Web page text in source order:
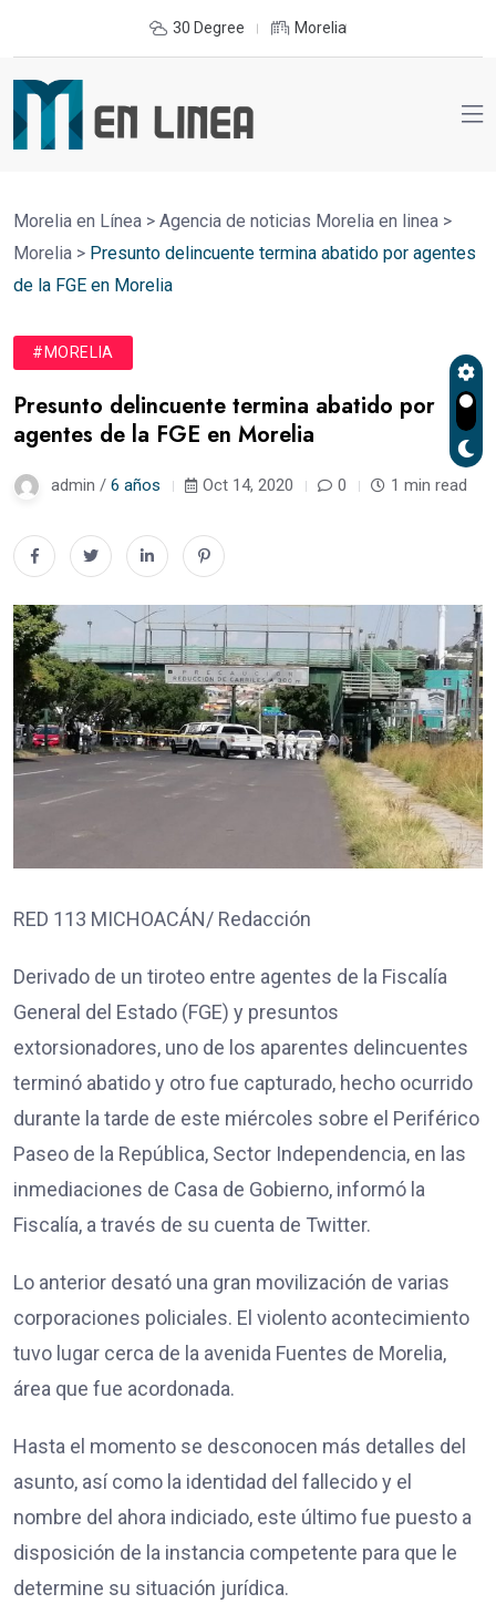
30 Degree Morelia
Morelia en Línea > Agencia de noticias Morelia en linea >
Morelia > Presunto delincuente termina abatido por agentes
de la FGE en Morelia
#MORELIA
Presunto delincuente termina abatido por
agentes de la FGE en Morelia
admin / 6 años Oct 14, 2020 0 1 min read
RED 113 MICHOACÁN/ Redacción
Derivado de un tiroteo entre agentes de la Fiscalía
General del Estado (FGE) y presuntos
extorsionadores, uno de los aparentes delincuentes
terminó abatido y otro fue capturado, hecho ocurrido
durante la tarde de este miércoles sobre el Periférico
Paseo de la República, Sector Independencia, en las
inmediaciones de Casa de Gobierno, informó la
Fiscalía, a través de su cuenta de Twitter.
Lo anterior desató una gran movilización de varias
corporaciones policiales. El violento acontecimiento
tuvo lugar cerca de la avenida Fuentes de Morelia,
área que fue acordonada.
Hasta el momento se desconocen más detalles del
asunto, así como la identidad del fallecido y el
nombre del ahora indiciado, este último fue puesto a
disposición de la instancia competente para que le
determine su situación jurídica.